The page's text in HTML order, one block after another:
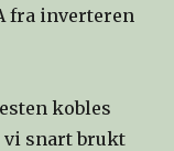
fra inverteren
kobles
vi snart brukt